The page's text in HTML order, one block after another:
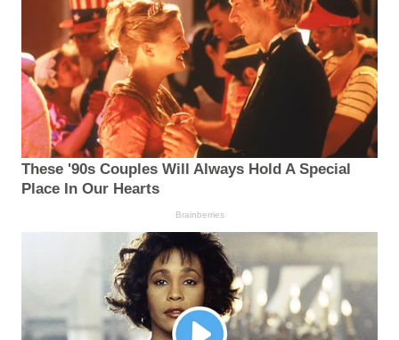
These '90s Couples Will Always Hold A Special
Place In Our Hearts
Brainberries